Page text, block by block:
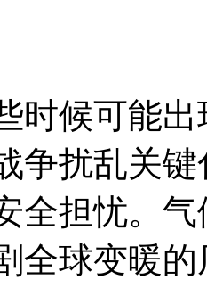
候可能出
争扰乱关
全担忧。
全球变暖